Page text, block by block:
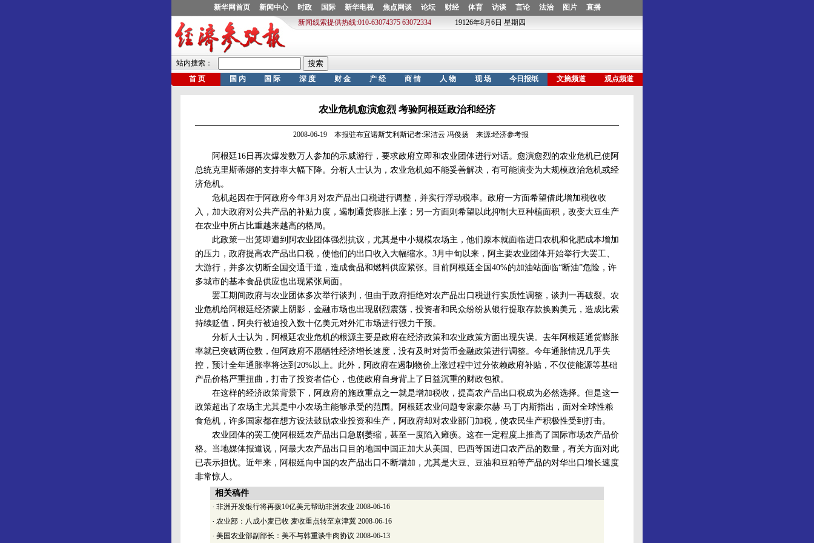
农业危机愈演愈烈 考验阿根廷政治和经济
2008-06-19 本报驻布宜诺斯艾利斯记者:宋洁云 冯俊扬 来源:经济参考报
阿根廷16日再次爆发数万人参加的示威游行，要求政府立即和农业团体进行对话。愈演愈烈的农业危机已使阿
总统克里斯蒂娜的支持率大幅下降。分析人士认为，农业危机如不能妥善解决，有可能演变为大规模政治危机或经
济危机。
危机起因在于阿政府今年3月对农产品出口税进行调整，并实行浮动税率。政府一方面希望借此增加税收收
入，加大政府对公共产品的补贴力度，遏制通货膨胀上涨；另一方面则希望以此抑制大豆种植面积，改变大豆生产
在农业中所占比重越来越高的格局。
此政策一出笼即遭到阿农业团体强烈抗议，尤其是中小规模农场主，他们原本就面临进口农机和化肥成本增加
的压力，政府提高农产品出口税，使他们的出口收入大幅缩水。3月中旬以来，阿主要农业团体开始举行大罢工、
大游行，并多次切断全国交通干道，造成食品和燃料供应紧张。目前阿根廷全国40%的加油站面临“断油”危险，许
多城市的基本食品供应也出现紧张局面。
罢工期间政府与农业团体多次举行谈判，但由于政府拒绝对农产品出口税进行实质性调整，谈判一再破裂。农
业危机给阿根廷经济蒙上阴影，金融市场也出现剧烈震荡，投资者和民众纷纷从银行提取存款换购美元，造成比索
持续贬值，阿央行被迫投入数十亿美元对外汇市场进行强力干预。
分析人士认为，阿根廷农业危机的根源主要是政府在经济政策和农业政策方面出现失误。去年阿根廷通货膨胀
率就已突破两位数，但阿政府不愿牺牲经济增长速度，没有及时对货币金融政策进行调整。今年通胀情况几乎失
控，预计全年通胀率将达到20%以上。此外，阿政府在遏制物价上涨过程中过分依赖政府补贴，不仅使能源等基础
产品价格严重扭曲，打击了投资者信心，也使政府自身背上了日益沉重的财政包袱。
在这样的经济政策背景下，阿政府的施政重点之一就是增加税收，提高农产品出口税成为必然选择。但是这一
政策超出了农场主尤其是中小农场主能够承受的范围。阿根廷农业问题专家豪尔赫·马丁内斯指出，面对全球性粮
食危机，许多国家都在想方设法鼓励农业投资和生产，阿政府却对农业部门加税，使农民生产积极性受到打击。
农业团体的罢工使阿根廷农产品出口急剧萎缩，甚至一度陷入瘫痪。这在一定程度上推高了国际市场农产品价
格。当地媒体报道说，阿最大农产品出口目的地国中国正加大从美国、巴西等国进口农产品的数量，有关方面对此
已表示担忧。近年来，阿根廷向中国的农产品出口不断增加，尤其是大豆、豆油和豆粕等产品的对华出口增长速度
非常惊人。
相关稿件
· 非洲开发银行将再拨10亿美元帮助非洲农业 2008-06-16
· 农业部：八成小麦已收 麦收重点转至京津冀 2008-06-16
· 美国农业部副部长：美不与韩重谈牛肉协议 2008-06-13